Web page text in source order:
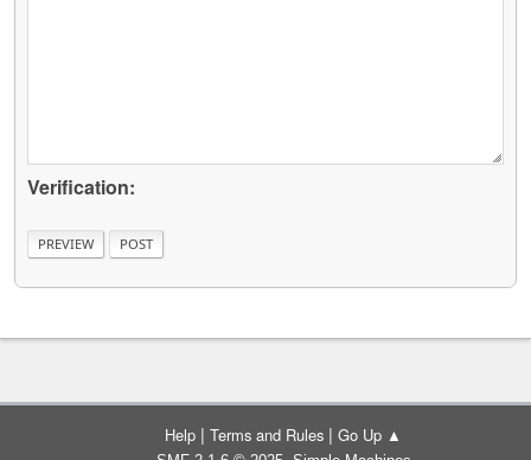
Verification:
Help | Terms and Rules | Go Up ▲